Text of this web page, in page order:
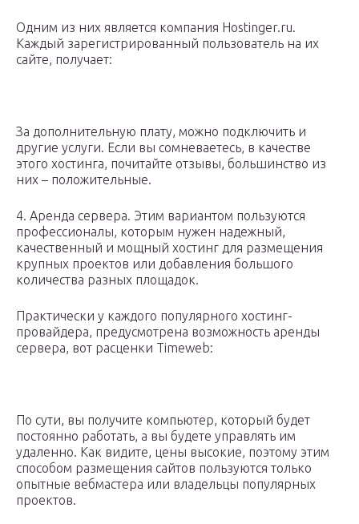
Одним из них является компания Hostinger.ru.
Каждый зарегистрированный пользователь на их
сайте, получает:
За дополнительную плату, можно подключить и
другие услуги. Если вы сомневаетесь, в качестве
этого хостинга, почитайте отзывы, большинство из
них – положительные.
4. Аренда сервера. Этим вариантом пользуются
профессионалы, которым нужен надежный,
качественный и мощный хостинг для размещения
крупных проектов или добавления большого
количества разных площадок.
Практически у каждого популярного хостинг-
провайдера, предусмотрена возможность аренды
сервера, вот расценки Timeweb:
По сути, вы получите компьютер, который будет
постоянно работать, а вы будете управлять им
удаленно. Как видите, цены высокие, поэтому этим
способом размещения сайтов пользуются только
опытные вебмастера или владельцы популярных
проектов.